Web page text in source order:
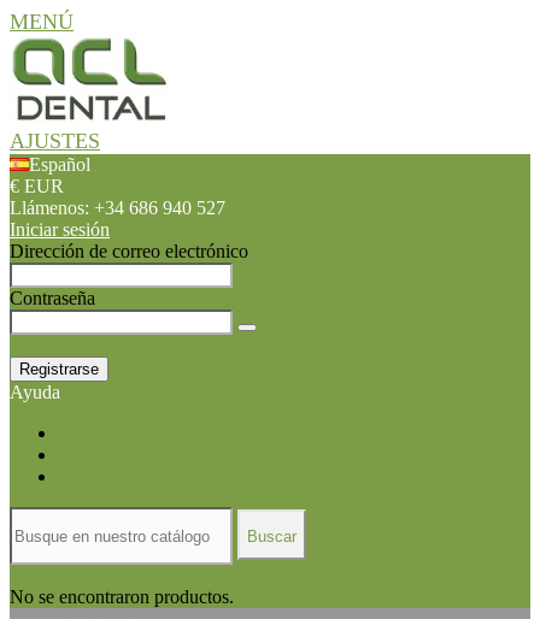
MENÚ
AJUSTES
Español
€ EUR
Llámenos: +34 686 940 527
Iniciar sesión
Dirección de correo electrónico
Contraseña
Registrarse
Ayuda
Buscar
No se encontraron productos.